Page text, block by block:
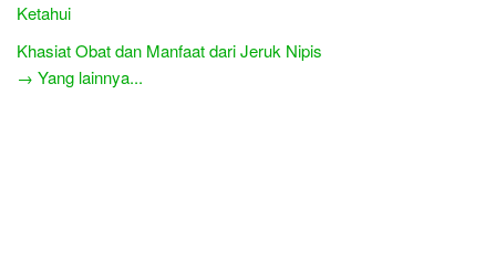
Ketahui
Khasiat Obat dan Manfaat dari Jeruk Nipis
→ Yang lainnya...